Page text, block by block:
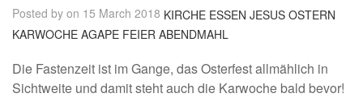
Posted by on 15 March 2018 KIRCHE ESSEN JESUS OSTERN
KARWOCHE AGAPE FEIER ABENDMAHL
Die Fastenzeit ist im Gange, das Osterfest allmählich in
Sichtweite und damit steht auch die Karwoche bald bevor!